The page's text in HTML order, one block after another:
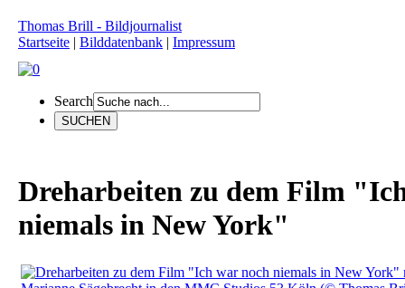
Thomas Brill - Bildjournalist
Startseite | Bilddatenbank | Impressum
Search
Dreharbeiten zu dem Film
niemals in New York"